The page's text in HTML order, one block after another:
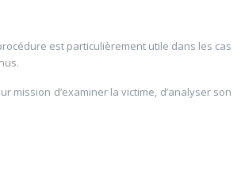
est particulièrement utile dans les cas
mission d’examiner la victime, d’analyser son